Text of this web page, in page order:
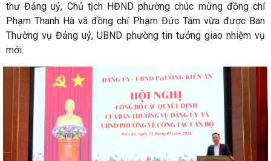
thư Đảng uỷ, Chủ tịch HĐND phường chúc mừng đồng chí
Phạm Thanh Hà và đồng chí Phạm Đức Tám vừa được Ban
Thường vụ Đảng uỷ, UBND phường tin tưởng giao nhiệm vụ
mới.